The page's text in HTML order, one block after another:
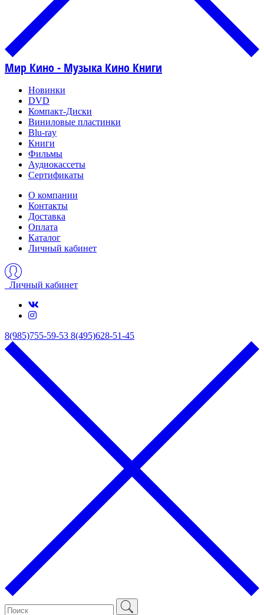
Мир Кино - Музыка Кино Книги
Новинки
DVD
Компакт-Диски
Виниловые пластинки
Blu-ray
Книги
Фильмы
Аудиокассеты
Сертификаты
О компании
Контакты
Доставка
Оплата
Каталог
Личный кабинет
Личный кабинет
8(985)755-59-53 8(495)628-51-45